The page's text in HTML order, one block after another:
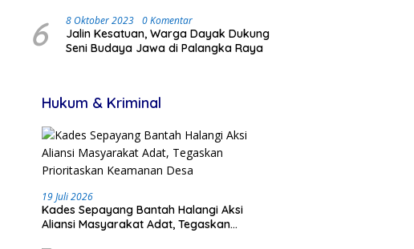
6 8 Oktober 2023 0 Komentar
Jalin Kesatuan, Warga Dayak Dukung
Seni Budaya Jawa di Palangka Raya
Hukum & Kriminal
19 Juli 2026
Kades Sepayang Bantah Halangi Aksi
Aliansi Masyarakat Adat, Tegaskan